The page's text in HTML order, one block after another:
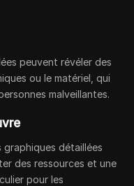
peuvent révéler des
ou le matériel, qui
malveillantes.
graphiques détaillées
des ressources et une
pour les